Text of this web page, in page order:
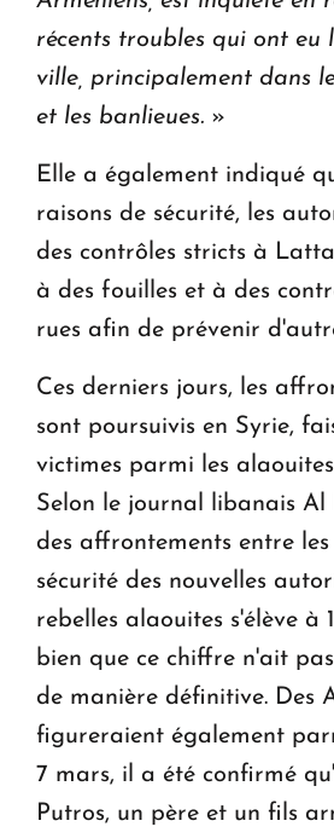
récents troubles qui ont eu
ville, principalement dans
et les banlieues. »
Elle a également indiqué
raisons de sécurité, les
des contrôles stricts à
à des fouilles et à des
rues afin de prévenir
Ces derniers jours, les
sont poursuivis en Syrie,
victimes parmi les
Selon le journal libanais
des affrontements entre
sécurité des nouvelles
rebelles alaouites s'élève à
bien que ce chiffre n'ait
de manière définitive. Des
figureraient également
7 mars, il a été confirmé
Putros, un père et un fils